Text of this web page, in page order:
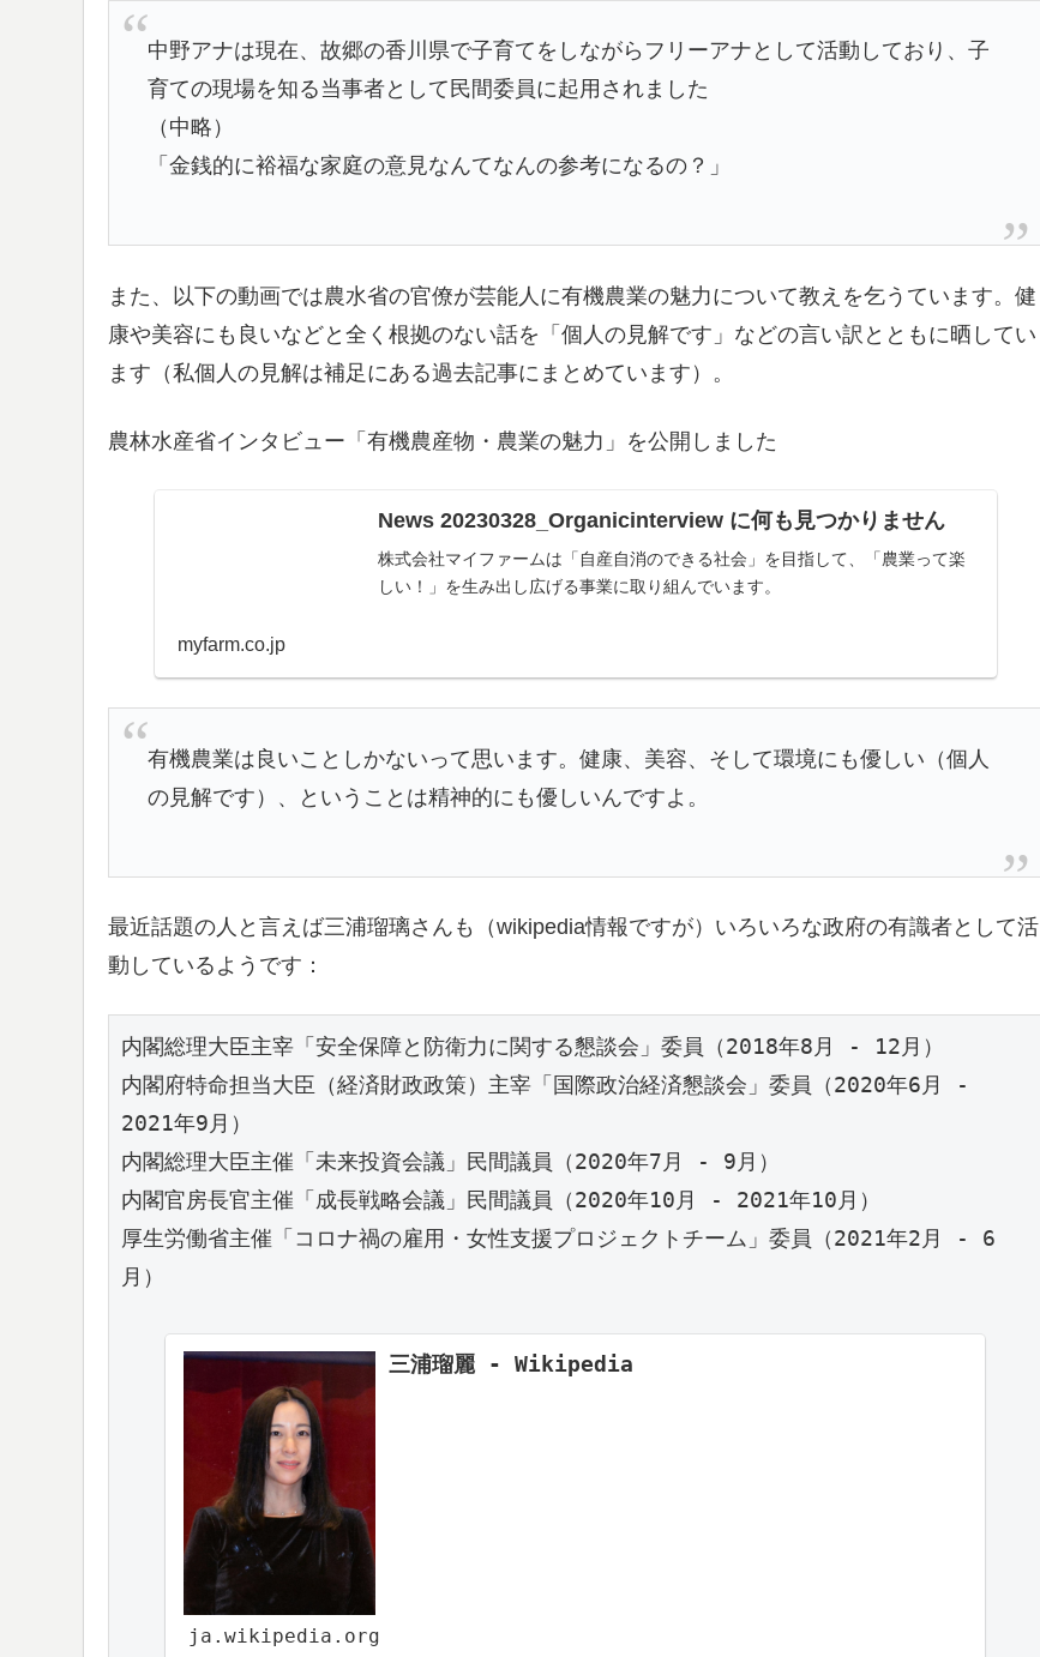
中野アナは現在、故郷の香川県で子育てをしながらフリーアナとして活動しており、子
育ての現場を知る当事者として民間委員に起用されました
（中略）
「金銭的に裕福な家庭の意見なんてなんの参考になるの？」
また、以下の動画では農水省の官僚が芸能人に有機農業の魅力について教えを乞うています。健
康や美容にも良いなどと全く根拠のない話を「個人の見解です」などの言い訳とともに晒してい
ます（私個人の見解は補足にある過去記事にまとめています）。
農林水産省インタビュー「有機農産物・農業の魅力」を公開しました
News 20230328_Organicinterview に何も見つかりません
株式会社マイファームは「自産自消のできる社会」を目指して、「農業って楽
しい！」を生み出し広げる事業に取り組んでいます。
myfarm.co.jp
有機農業は良いことしかないって思います。健康、美容、そして環境にも優しい（個人
の見解です）、ということは精神的にも優しいんですよ。
最近話題の人と言えば三浦瑠璃さんも（wikipedia情報ですが）いろいろな政府の有識者として活
動しているようです：
内閣総理大臣主宰「安全保障と防衛力に関する懇談会」委員（2018年8月 - 12月）
内閣府特命担当大臣（経済財政政策）主宰「国際政治経済懇談会」委員（2020年6月 -
2021年9月）
内閣総理大臣主催「未来投資会議」民間議員（2020年7月 - 9月）
内閣官房長官主催「成長戦略会議」民間議員（2020年10月 - 2021年10月）
厚生労働省主催「コロナ禍の雇用・女性支援プロジェクトチーム」委員（2021年2月 - 6
月）
三浦瑠麗 - Wikipedia
ja.wikipedia.org